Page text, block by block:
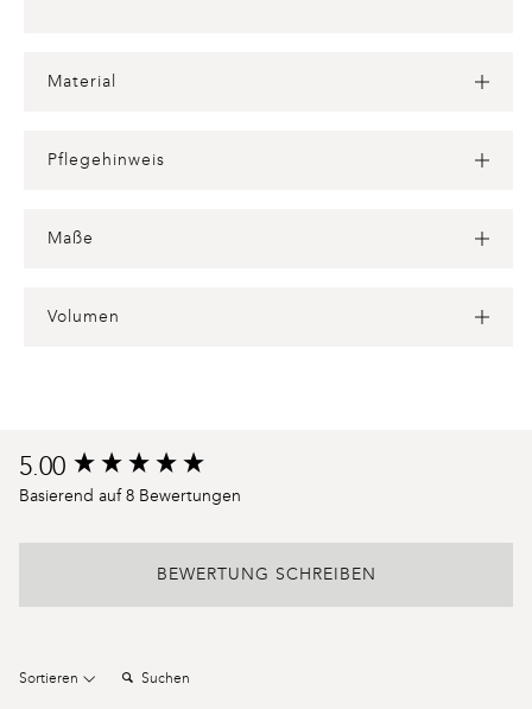
Material
Pflegehinweis
Maße
Volumen
reviews
5.00
Basierend auf 8 Bewertungen
BEWERTUNG SCHREIBEN
Sortieren
New content loaded